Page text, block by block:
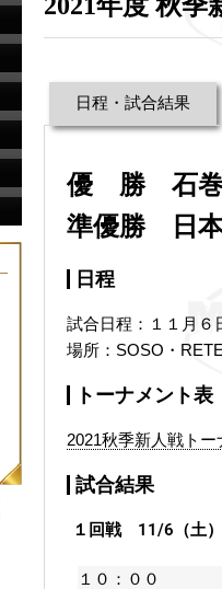
日程・試合結果
優 勝 石巻
準優勝 日
日程
試合日程：１１月６
場所：SOSO・
トーナメント表
2021秋季新人戦トー
試合結果
１回戦 11/6（土）
１０：００